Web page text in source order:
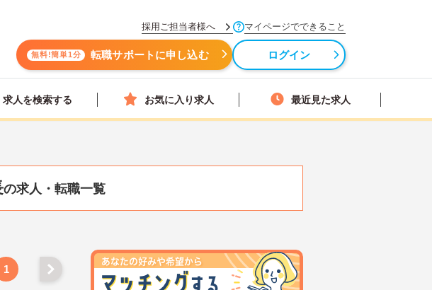
採用ご担当者様へ マイページでできること
無料!簡単1分 転職サポートに申し込む ログイン
求人を検索する お気に入り求人 最近見た求人
の求人・転職一覧
1